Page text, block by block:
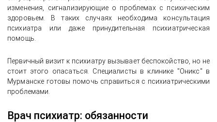
изменения, сигнализирующие о проблемах с психическим
здоровьем. В таких случаях необходима консультация
психиатра или даже принудительная психиатрическая
помощь.
Первичный визит к психиатру вызывает беспокойство, но не
стоит этого опасаться. Специалисты в клинике "Оникс" в
Мурманске готовы помочь справиться с психиатрическими
проблемами.
Врач психиатр: обязанности